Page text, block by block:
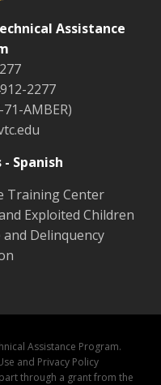
Assistance
2277
AMBER)
Spanish
Training Center
Exploited Children
and Delinquency
Assistance Program.
and Privacy Policy
through a grant from the